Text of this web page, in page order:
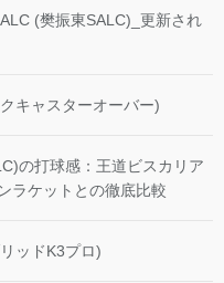
(樊振東SALC)_更新され
キャスターオーバー)
の打球感：王道ビスカリア
ラケットとの徹底比較
ッドK3プロ)